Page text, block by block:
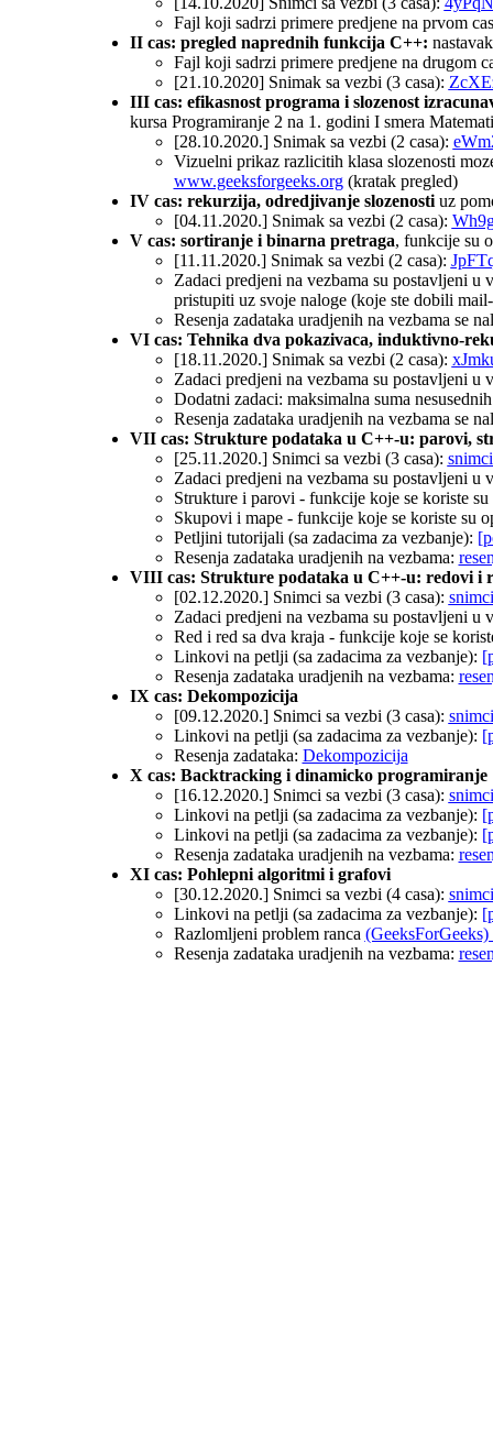
Fajl koji sadrzi primere predjene na prvom
II cas: pregled naprednih funkcija C++:
Fajl koji sadrzi primere predjene na drugom
[21.10.2020] Snimak sa vezbi (3 casa):
III cas: efikasnost programa i slozenost
kursa Programiranje 2 na 1. godini I smera
[28.10.2020.] Snimak sa vezbi (2 casa):
Vizuelni prikaz razlicitih klasa slozenosti
www.geeksforgeeks.org(kratak pregled)
IV cas: rekurzija, odredjivanje slozenostiuz
[04.11.2020.] Snimak sa vezbi (2 casa):
V cas: sortiranje i binarna pretraga, funkcije su
[11.11.2020.] Snimak sa vezbi (2 casa):
Zadaci predjeni na vezbama su postavljeni u
pristupiti uz svoje naloge (koje ste dobili
Resenja zadataka uradjenih na vezbama se
VI cas: Tehnika dva pokazivaca, induktivno-
[18.11.2020.] Snimak sa vezbi (2 casa):
Zadaci predjeni na vezbama su postavljeni u
Dodatni zadaci: maksimalna suma
Resenja zadataka uradjenih na vezbama se
VII cas: Strukture podataka u C++-u: parovi,
[25.11.2020.] Snimci sa vezbi (3 casa):
Zadaci predjeni na vezbama su postavljeni u
Strukture i parovi - funkcije koje se koriste
Skupovi i mape - funkcije koje se koriste su
Petljini tutorijali (sa zadacima za vezbanje):
Resenja zadataka uradjenih na vezbama:
VIII cas: Strukture podataka u C++-u: redovi i
[02.12.2020.] Snimci sa vezbi (3 casa):
Zadaci predjeni na vezbama su postavljeni u
Red i red sa dva kraja - funkcije koje se
Linkovi na petlji (sa zadacima za vezbanje):
Resenja zadataka uradjenih na vezbama:
IX cas: Dekompozicija
[09.12.2020.] Snimci sa vezbi (3 casa):
Linkovi na petlji (sa zadacima za vezbanje):
Resenja zadataka: Dekompozicija
X cas: Backtracking i dinamicko programiranje
[16.12.2020.] Snimci sa vezbi (3 casa):
Linkovi na petlji (sa zadacima za vezbanje):
Linkovi na petlji (sa zadacima za vezbanje):
Resenja zadataka uradjenih na vezbama:
XI cas: Pohlepni algoritmi i grafovi
[30.12.2020.] Snimci sa vezbi (4 casa):
Linkovi na petlji (sa zadacima za vezbanje):
Razlomljeni problem ranca
Resenja zadataka uradjenih na vezbama: